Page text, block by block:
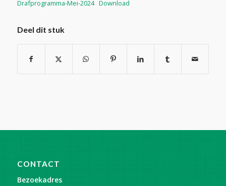
Drafprogramma-Mei-2024 Download
Deel dit stuk
CONTACT
Bezoekadres